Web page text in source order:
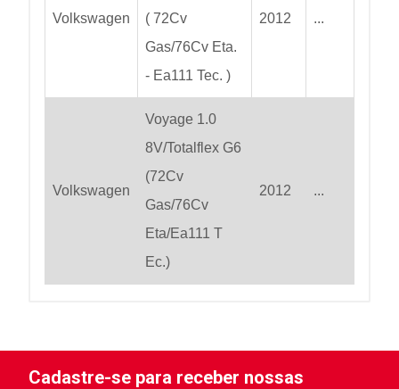
Volkswagen
( 72Cv
Gas/76Cv Eta.
- Ea111 Tec. )
2012 ...
Volkswagen
Voyage 1.0
8V/Totalflex G6
(72Cv
Gas/76Cv
Eta/Ea111 T
Ec.)
2012 ...
Cadastre-se para receber nossas